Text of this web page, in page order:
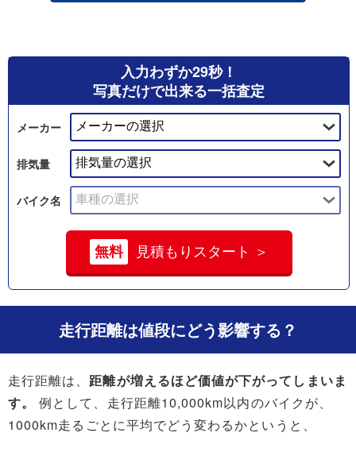
入力わずか29秒！
写真だけで出来る一括査定
メーカー
排気量
バイク名
無料 見積もりスタート ＞
走行距離は値段にどう影響する？
走行距離は、 距離が増えるほど価値が下がってしまいま
す。
例として、走行距離10,000km以内のバイクが、
1000km走るごとに平均でどう変わるかというと、